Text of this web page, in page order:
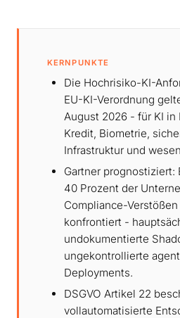
KERNPUNKTE
Die Hochrisiko-KI-
EU-KI-Verordnung
August 2026 - für KI in
Kredit, Biometrie,
Infrastruktur und
Gartner prognostiziert:
40 Prozent der
Compliance-
konfrontiert -
undokumentierte
ungekontrollierte
Deployments.
DSGVO Artikel 22
vollautomatisierte